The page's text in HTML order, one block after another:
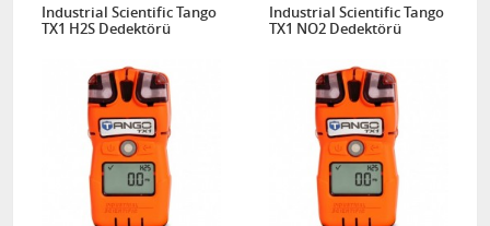
Industrial Scientific Tango
TX1 H2S Dedektörü
Industrial Scientific Tango
TX1 NO2 Dedektörü